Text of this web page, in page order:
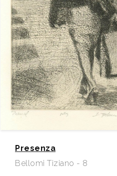
Presenza
Bellomi Tiziano - 8